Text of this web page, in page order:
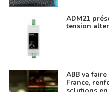
ADM21
tension
ABB va faire
France,
solutions